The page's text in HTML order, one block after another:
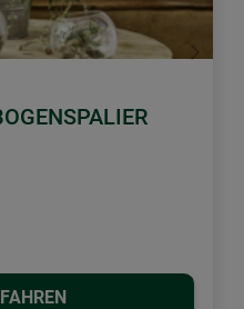
Weiter